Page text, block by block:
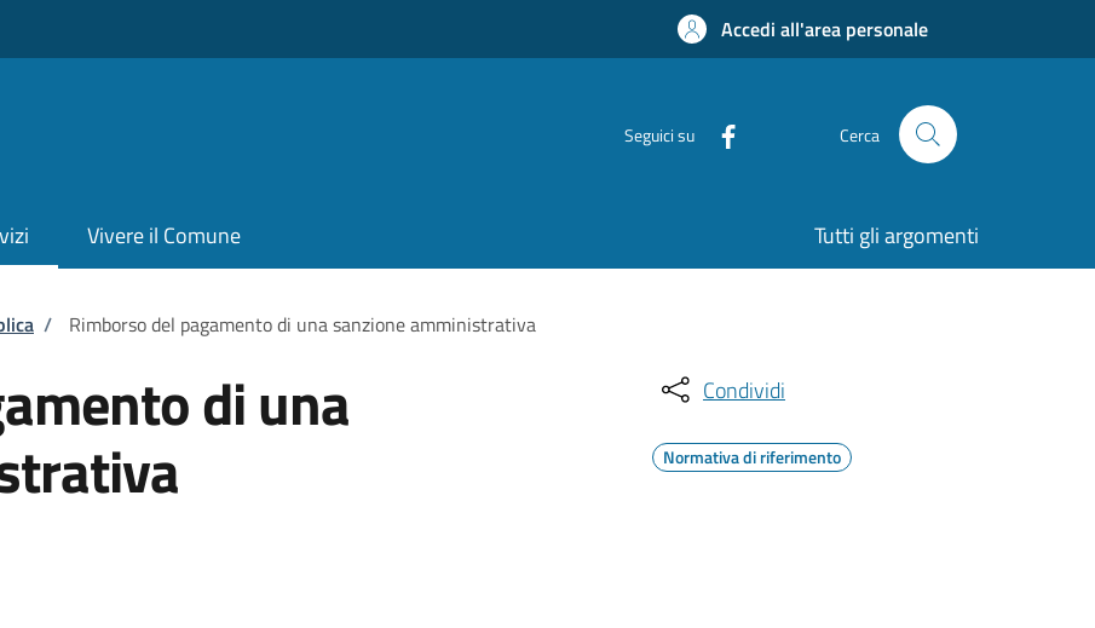
Accedi all'area personale
Seguici su Cerca
Vivere il Comune Tutti gli argomenti
/ Rimborso del pagamento di una sanzione amministrativa
di una Condividi
Normativa di riferimento